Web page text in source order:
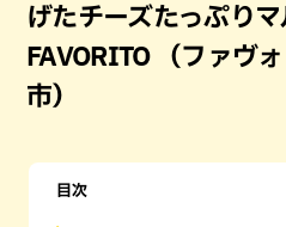
げたチーズたっぷり
FAVORITO （ファヴ
市）
目次